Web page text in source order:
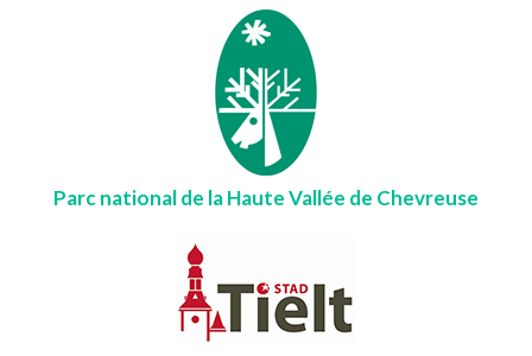
Parc national de la Haute Vallée de Chevreuse